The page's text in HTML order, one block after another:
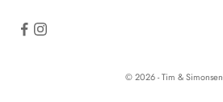
© 2026 - Tim & Simonsen